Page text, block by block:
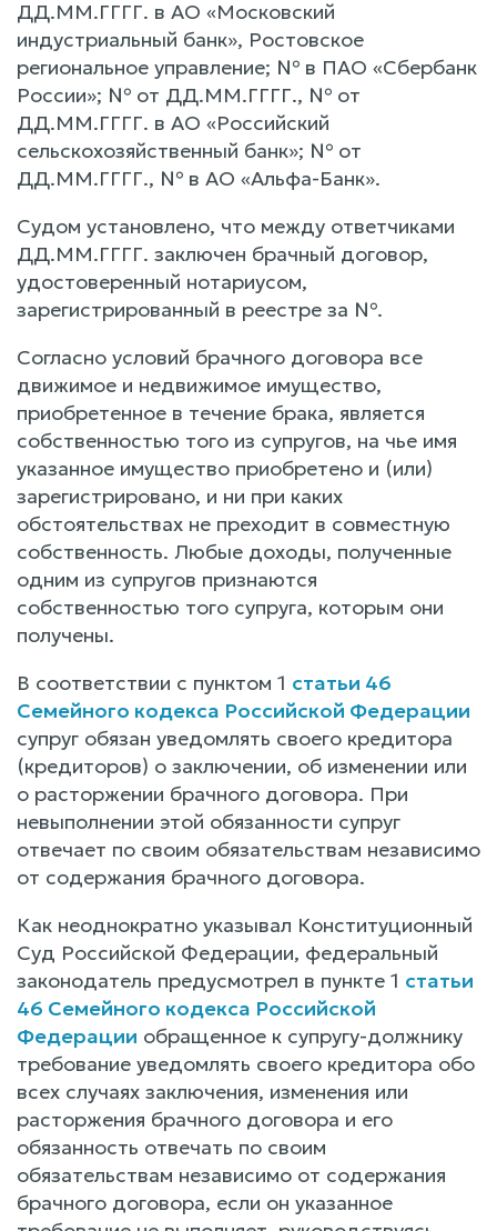
ДД.ММ.ГГГГ. в АО «Московский
индустриальный банк», Ростовское
региональное управление; № в ПАО «Сбербанк
России»; № от ДД.ММ.ГГГГ., № от
ДД.ММ.ГГГГ. в АО «Российский
сельскохозяйственный банк»; № от
ДД.ММ.ГГГГ., № в АО «Альфа-Банк».
Судом установлено, что между ответчиками
ДД.ММ.ГГГГ. заключен брачный договор,
удостоверенный нотариусом,
зарегистрированный в реестре за №.
Согласно условий брачного договора все
движимое и недвижимое имущество,
приобретенное в течение брака, является
собственностью того из супругов, на чье имя
указанное имущество приобретено и (или)
зарегистрировано, и ни при каких
обстоятельствах не преходит в совместную
собственность. Любые доходы, полученные
одним из супругов признаются
собственностью того супруга, которым они
получены.
В соответствии с пунктом 1 статьи 46
Семейного кодекса Российской Федерации
супруг обязан уведомлять своего кредитора
(кредиторов) о заключении, об изменении или
о расторжении брачного договора. При
невыполнении этой обязанности супруг
отвечает по своим обязательствам независимо
от содержания брачного договора.
Как неоднократно указывал Конституционный
Суд Российской Федерации, федеральный
законодатель предусмотрел в пункте 1 статьи
46 Семейного кодекса Российской
Федерации обращенное к супругу-должнику
требование уведомлять своего кредитора обо
всех случаях заключения, изменения или
расторжения брачного договора и его
обязанность отвечать по своим
обязательствам независимо от содержания
брачного договора, если он указанное